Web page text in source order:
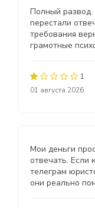
Полный развод.
перестали
требования
грамотные
1
01 августа 2026
Мои деньги
отвечать. Если
телеграм
они реально